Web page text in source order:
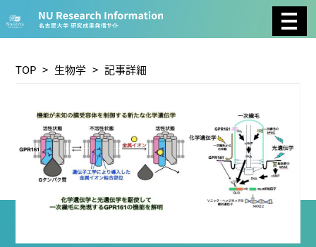
CATEGORY
環境学 生物学
農学 化学 医歯薬学
工学 情報学 数物系科学
人文学
TOP > 生物学 > 記事詳細